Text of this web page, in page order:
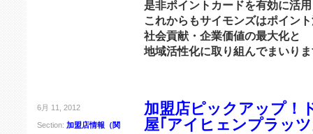
是非ポイントカードを有効に活
これからもサイモンズはポイン
社会貢献・企業価値の最大化と
地域活性化に取り組んでまいり
6月 11, 2012
Section: 加盟店情報（関
加盟店ピックアップ！
屋｢アイヒェンプラッ